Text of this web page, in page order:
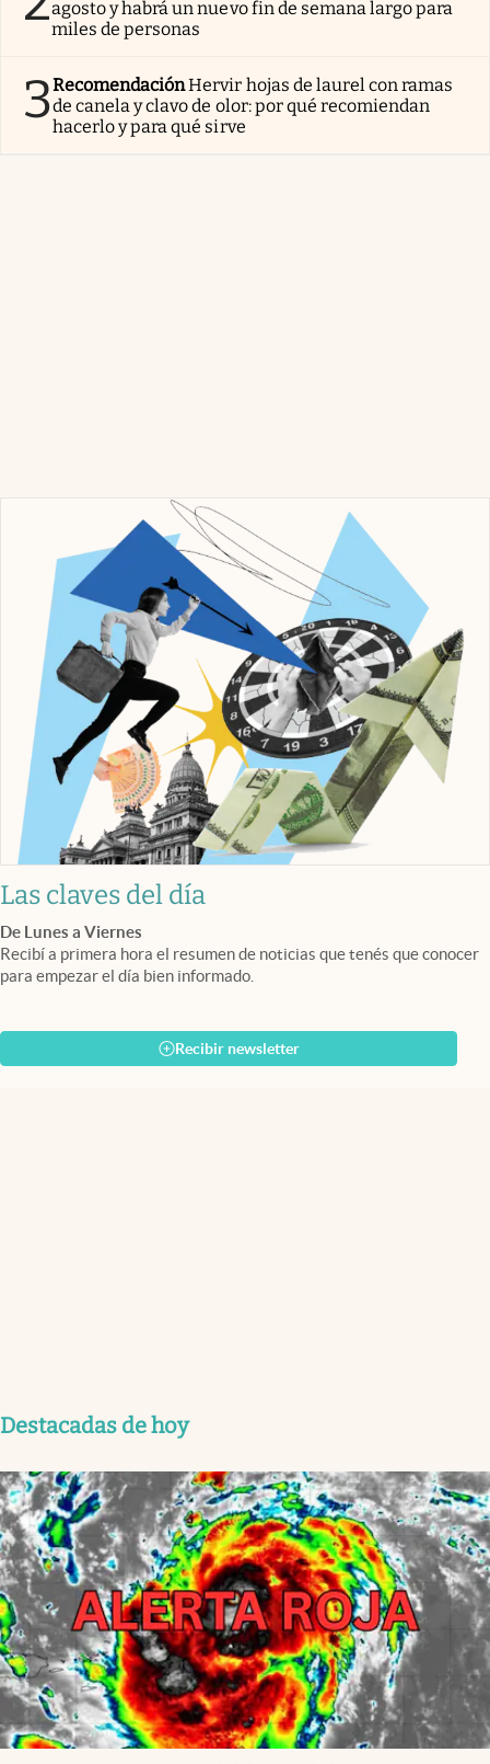
agosto y habrá un nuevo fin de semana largo para
miles de personas
3RecomendaciónHervir hojas de laurel con ramas
de canela y clavo de olor: por qué recomiendan
hacerlo y para qué sirve
Las claves del día
De Lunes a Viernes
Recibí a primera hora el resumen de noticias que tenés que conocer
para empezar el día bien informado.
Recibir newsletter
Destacadas de hoy